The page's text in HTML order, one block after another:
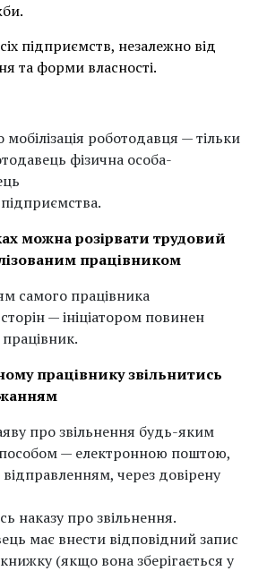
підприємств, незалежно від
та форми власності.
мобілізація роботодавця — тільки
фізична особа-
підприємства.
можна розірвати трудовий
працівником
самого працівника
— ініціатором повинен
працівнику звільнитись
про звільнення будь-яким
— електронною поштою,
через довірену
наказу про звільнення.
має внести відповідний запис
(якщо вона зберігається у